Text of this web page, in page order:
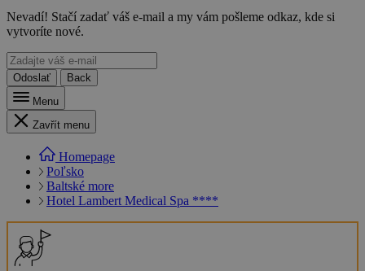
Nevadí! Stačí zadať váš e-mail a my vám pošleme odkaz, kde si
vytvoríte nové.
Odoslať
Back
Menu
Zavřít menu
Homepage
Poľsko
Baltské more
Hotel Lambert Medical Spa ****